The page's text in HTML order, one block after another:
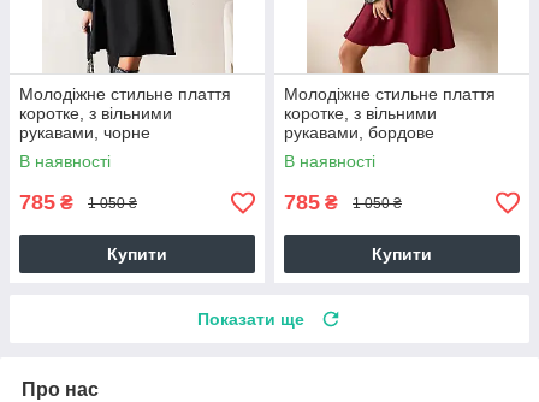
Молодіжне стильне плаття
коротке, з вільними
рукавами, чорне
В наявності
785 ₴ 1 050 ₴
Купити
Молодіжне стильне плаття
коротке, з вільними
рукавами, бордове
В наявності
785 ₴ 1 050 ₴
Купити
Показати ще
Про нас